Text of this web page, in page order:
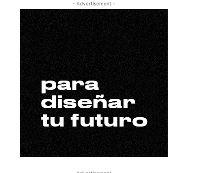
- Advertisement -